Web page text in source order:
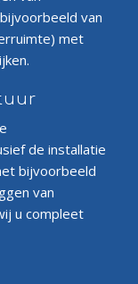
van
met
de installatie
bijvoorbeeld
van
u compleet